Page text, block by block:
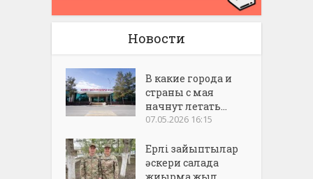
Новости
В какие города и
страны с мая
начнут летать...
07.05.2026 16:15
Ерлі зайыптылар
әскери салада